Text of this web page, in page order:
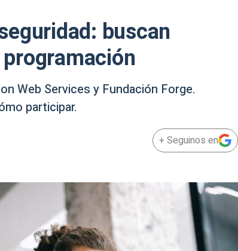
buscan
Web Services y Fundación Forge.
participar.
+ Seguinos en